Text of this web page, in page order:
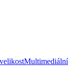
Multimediální